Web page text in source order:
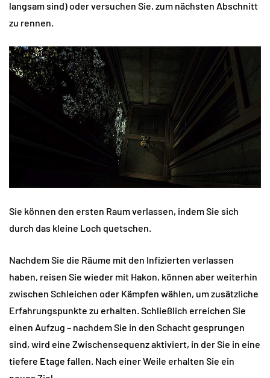
langsam sind) oder versuchen Sie, zum nächsten Abschnitt
zu rennen.
Sie können den ersten Raum verlassen, indem Sie sich
durch das kleine Loch quetschen.
Nachdem Sie die Räume mit den Infizierten verlassen
haben, reisen Sie wieder mit Hakon, können aber weiterhin
zwischen Schleichen oder Kämpfen wählen, um zusätzliche
Erfahrungspunkte zu erhalten. Schließlich erreichen Sie
einen Aufzug – nachdem Sie in den Schacht gesprungen
sind, wird eine Zwischensequenz aktiviert, in der Sie in eine
tiefere Etage fallen. Nach einer Weile erhalten Sie ein